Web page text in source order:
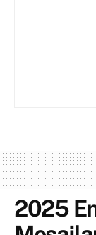
2025